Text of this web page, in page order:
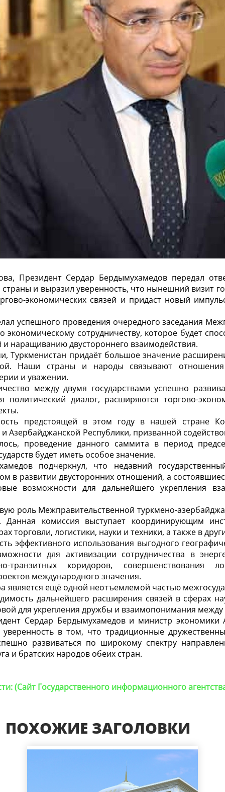
Президент Сердар Бердымухамедов передал
и выразил уверенность, что нынешний визит
экономических связей и придаст новый
успешного проведения очередного заседания
сотрудничеству, которое будет
и наращиванию двустороннего взаимодействия.
Туркменистан придаёт большое значение
Наши страны и народы связывают
и уважении.
между двумя государствами успешно
политический диалог, расширяются торгово-
предстоящей в этом году в нашей стране
Азербайджанской Республики, призванной
проведение данного саммита в период
будет иметь особое значение.
подчерк­нул, что недавний
в развитии двусторонних отношений, а
возможности для дальнейшего укрепления
роль Межправительственной туркмено-
Данная комиссия выступает координирующим
торговли, логистики, науки и техники, а также в
эффективного использования выгодного
для активизации сотрудничества в
транзитных коридоров, совершенствования
международного значения.
является ещё одной неотъемлемой частью
дальнейшего расширения связей в сферах
для укрепления дружбы и взаимопонимания
Сердар Бердымухамедов и министр экономики
в том, что традиционные
развиваться по широкому спектру
и братских народов обеих стран.
(Сайт Государственного информационного
ПОХОЖИЕ ЗАГОЛОВКИ